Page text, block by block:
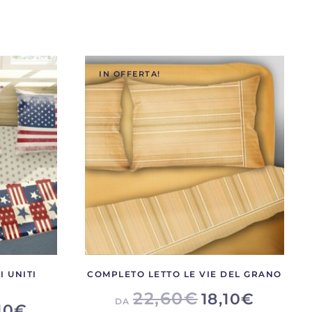
opzioni
possono
essere
scelte
nella
pagina
del
prodotto
UNITI
IN OFFERTA!
COMPLETO LETTO LE VIE DEL GRANO
DA 22,60€18,10€